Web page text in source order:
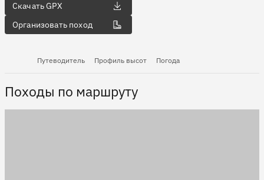
Скачать GPX
Организовать поход
Путеводитель Профиль высот Погода
Походы по маршруту